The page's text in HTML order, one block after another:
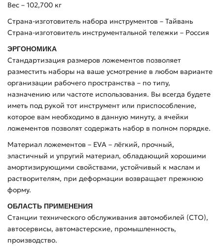
Вес – 102,700 кг
Страна-изготовитель набора инструментов – Тайвань
Страна-изготовитель инструментальной тележки – Россия
ЭРГОНОМИКА
Стандартизация размеров ложементов позволяет
разместить наборы на ваше усмотрение в любом варианте
организации рабочего пространства – по типу,
назначению или частоте использования. Вы всегда будете
иметь под рукой тот инструмент или приспособление,
которое вам необходимо в данную минуту, а ячейки
ложементов позволят содержать набор в полном порядке.
Материал ложементов – EVA – лёгкий, прочный,
эластичный и упругий материал, обладающий хорошими
амортизирующими свойствами, устойчивый к маслам и
растворителям, при деформации возвращает прежнюю
форму.
ОБЛАСТЬ ПРИМЕНЕНИЯ
Станции технического обслуживания автомобилей (СТО),
автосервисы, автомастерские, промышленность,
производство.